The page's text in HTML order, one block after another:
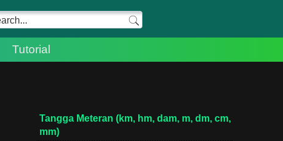
Tutorial
Tangga Meteran (km, hm, dam, m, dm, cm,
mm)